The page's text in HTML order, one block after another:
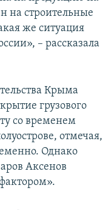
на строительные
же ситуация
– рассказала
Крыма
грузового
со временем
отмечая,
Однако
Аксенов